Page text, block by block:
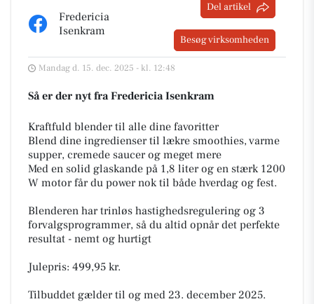
Fredericia
Isenkram
Del artikel
Besøg virksomheden
Mandag d. 15. dec. 2025 - kl. 12:48
Så er der nyt fra Fredericia Isenkram
Kraftfuld blender til alle dine favoritter
Blend dine ingredienser til lækre smoothies, varme
supper, cremede saucer og meget mere
Med en solid glaskande på 1,8 liter og en stærk 1200
W motor får du power nok til både hverdag og fest.
Blenderen har trinløs hastighedsregulering og 3
forvalgsprogrammer, så du altid opnår det perfekte
resultat - nemt og hurtigt
Julepris: 499,95 kr.
Tilbuddet gælder til og med 23. december 2025.